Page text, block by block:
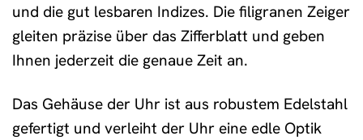
und die gut lesbaren Indizes. Die filigranen Zeiger
gleiten präzise über das Zifferblatt und geben
Ihnen jederzeit die genaue Zeit an.
Das Gehäuse der Uhr ist aus robustem Edelstahl
gefertigt und verleiht der Uhr eine edle Optik